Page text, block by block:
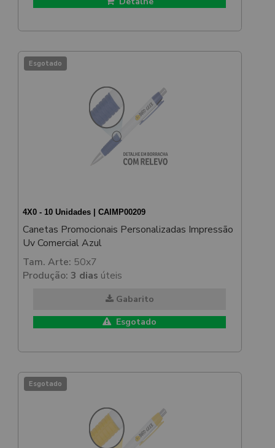
Esgotado
4X0 - 10 Unidades | CAIMP00209
Canetas Promocionais Personalizadas Impressão
Uv Comercial Azul
Tam. Arte: 50x7
Produção: 3 dias úteis
Gabarito
Esgotado
Esgotado